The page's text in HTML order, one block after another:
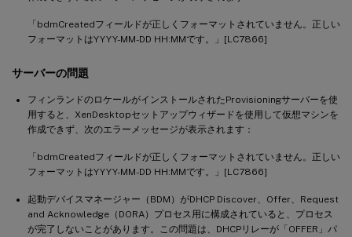
「bdmCreatedフィールドが正しくフォーマットされていません。正しい
フォーマットはYYYY-MM-DD HH:MMです。」[LC7866]
サーバーの問題
フィンランドのロケールがインストールされたProvisioningサーバーを使
用すると、XenDesktopセットアップウィザードを使用して仮想マシンを
作成できず、次のエラーメッセージが表示されます：
「bdmCreatedフィールドが正しくフォーマットされていません。正しい
フォーマットはYYYY-MM-DD HH:MMです。」[LC7866]
起動デバイスマネージャー（BDM）がDHCP Discover、Offer、Request
and Acknowledge（DORA）プロセス用に構成されていると、プロセス
が完了しないことがあります。この問題は、DHCPリレーが「OFFER」パ